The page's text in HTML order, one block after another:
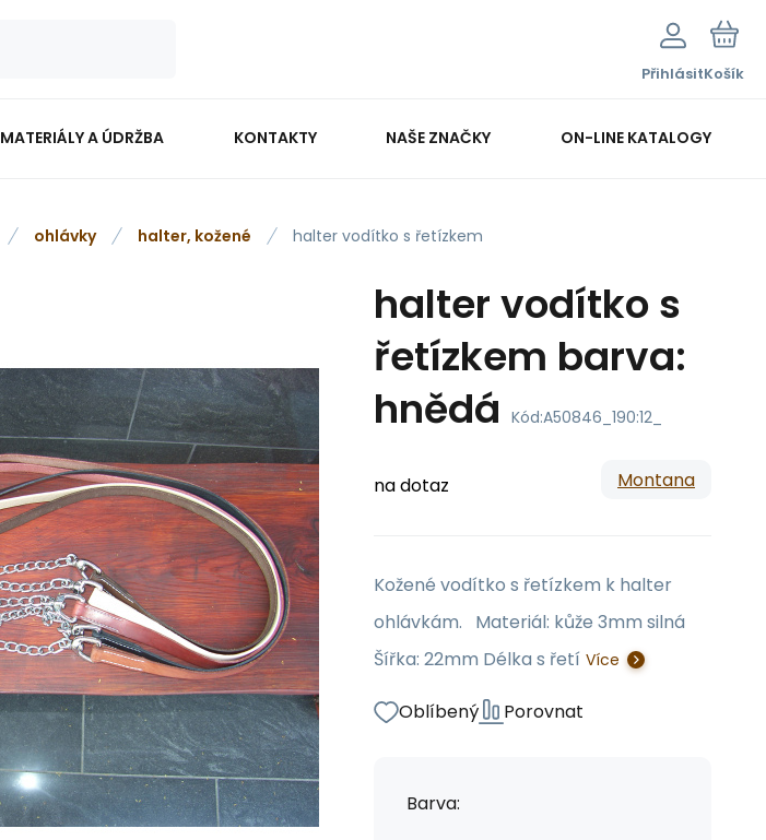
PřihlásitKošík
MATERIÁLY A ÚDRŽBA KONTAKTY NAŠE ZNAČKY ON-LINE KATALOGY
ohlávky halter, kožené halter vodítko s řetízkem
halter vodítko s
řetízkem barva:
hnědá Kód:A50846_190:12_
na dotaz Montana
Kožené vodítko s řetízkem k halter
ohlávkám. Materiál: kůže 3mm silná
Šířka: 22mm Délka s řetí Více
Oblíbený Porovnat
Barva: